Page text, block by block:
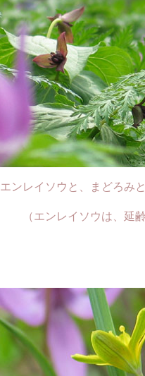
エンレイソウと、まどろみ
（エンレイソウは、延